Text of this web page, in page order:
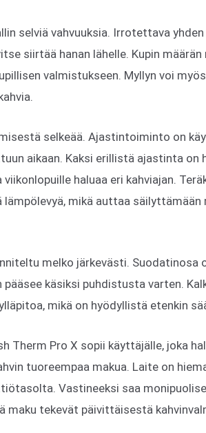
selviä vahvuuksia. Irrotettava
siirtää hanan lähelle. Kupin
valmistukseen. Myllyn voi
selkeää. Ajastintoiminto on
aikaan. Kaksi erillistä ajastinta on
haluaa eri kahviajan.
mikä auttaa säilyttämään
melko järkevästi. Suodatinosa
käsiksi puhdistusta varten.
mikä on hyödyllistä etenkin
Therm Pro X sopii käyttäjälle, joka
tuoreempaa makua. Laite on
Vastineeksi saa
maku tekevät päivittäisestä